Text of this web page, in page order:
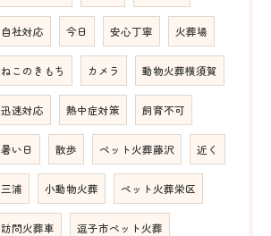
自社対応 今日 安心丁寧 火葬場
ねこのきもち カメラ 動物火葬横須賀
迅速対応 熱中症対策 飼育不可
暑い日 散歩 ペット火葬藤沢 近く
三浦 小動物火葬 ペット火葬栄区
訪問火葬車 逗子市ペット火葬